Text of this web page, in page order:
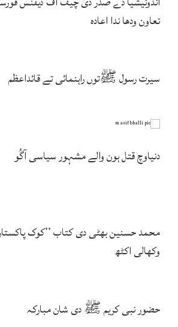
تعاون ودھا ندا اعادہ
سیرت رسول ﷺتوں راہنمائی تے قائداعظم
دنیاوچ قتل ہون والے مشہور سیاسی آگُو
محمد حسنین بھٹی دی کتاب ’’کوک
وکھالی اکٹھ
حضور نبی کریم ﷺ دی شان مبارکہ